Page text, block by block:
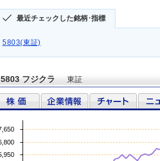
最近チェックした銘柄･指標
5803(東証)
5803 フジクラ 東証